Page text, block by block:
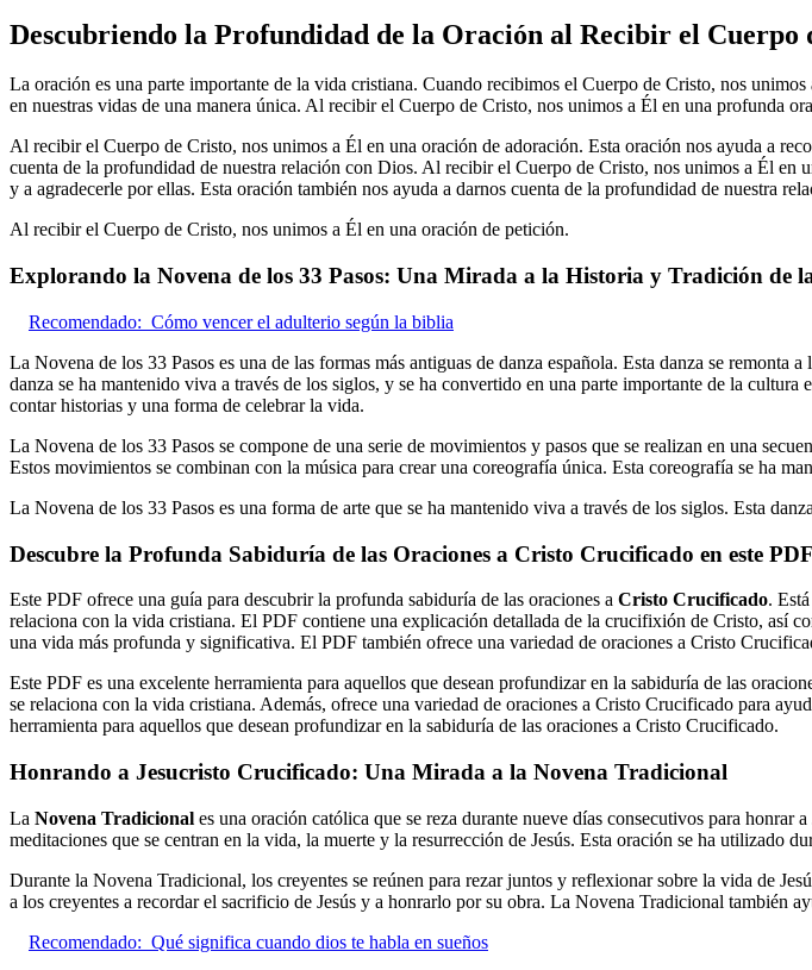
Descubriendo la Profundidad de la Oración al Recibir el Cuerpo
La oración es una parte importante de la vida cristiana. Cuando recibimos el Cuerpo de Cristo, nos
en nuestras vidas de una manera única. Al recibir el Cuerpo de Cristo, nos unimos a Él en una profunda
Al recibir el Cuerpo de Cristo, nos unimos a Él en una oración de adoración. Esta oración nos ayuda a
cuenta de la profundidad de nuestra relación con Dios. Al recibir el Cuerpo de Cristo, nos unimos a Él en
y a agradecerle por ellas. Esta oración también nos ayuda a darnos cuenta de la profundidad de nuestra
Al recibir el Cuerpo de Cristo, nos unimos a Él en una oración de petición.
Explorando la Novena de los 33 Pasos: Una Mirada a la Historia y Tradición de
Recomendado: Cómo vencer el adulterio según la biblia
La Novena de los 33 Pasos es una de las formas más antiguas de danza española. Esta danza se
danza se ha mantenido viva a través de los siglos, y se ha convertido en una parte importante de la
contar historias y una forma de celebrar la vida.
La Novena de los 33 Pasos se compone de una serie de movimientos y pasos que se realizan en una
Estos movimientos se combinan con la música para crear una coreografía única. Esta coreografía se ha
La Novena de los 33 Pasos es una forma de arte que se ha mantenido viva a través de los siglos. Esta
Descubre la Profunda Sabiduría de las Oraciones a Cristo Crucificado en este PDF
Este PDF ofrece una guía para descubrir la profunda sabiduría de las oraciones a Cristo Crucificado.
relaciona con la vida cristiana. El PDF contiene una explicación detallada de la crucifixión de Cristo, así
una vida más profunda y significativa. El PDF también ofrece una variedad de oraciones a Cristo
Este PDF es una excelente herramienta para aquellos que desean profundizar en la sabiduría de las
se relaciona con la vida cristiana. Además, ofrece una variedad de oraciones a Cristo Crucificado para
herramienta para aquellos que desean profundizar en la sabiduría de las oraciones a Cristo Crucificado.
Honrando a Jesucristo Crucificado: Una Mirada a la Novena Tradicional
La Novena Tradicional es una oración católica que se reza durante nueve días consecutivos para
meditaciones que se centran en la vida, la muerte y la resurrección de Jesús. Esta oración se ha utilizado
Durante la Novena Tradicional, los creyentes se reúnen para rezar juntos y reflexionar sobre la vida de
a los creyentes a recordar el sacrificio de Jesús y a honrarlo por su obra. La Novena Tradicional también
Recomendado: Qué significa cuando dios te habla en sueños